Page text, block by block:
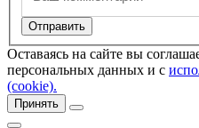
Оставаясь на сайте вы
персональных данных и с
(cookie).
Принять